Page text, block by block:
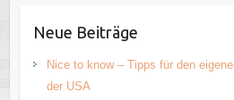
Neue Beiträge
Nice to know – Tipps für den
der USA